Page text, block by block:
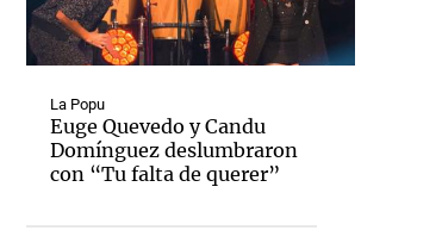
La Popu
Euge Quevedo y Candu
Domínguez deslumbraron
con “Tu falta de querer”
Notas